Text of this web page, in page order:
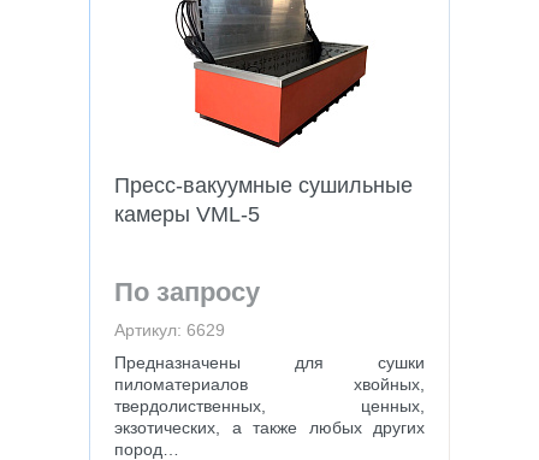
Пресс-вакуумные сушильные
камеры VML-5
По запросу
Артикул: 6629
Предназначены для сушки
пиломатериалов хвойных,
твердолиственных, ценных,
экзотических, а также любых других
пород…